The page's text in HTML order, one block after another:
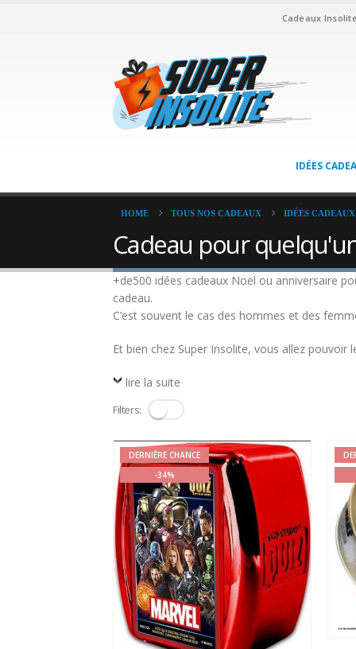
Cadeaux
IDÉES
HOME TOUS NOS CADEAUX IDÉES
Cadeau pour
+de500 idées cadeaux Noël ou anniversaire
cadeau.
C’est souvent le cas des hommes et des
Et bien chez Super Insolite, vous allez
lire la suite
Filters:
DERNIÈRE CHANCE
-34%